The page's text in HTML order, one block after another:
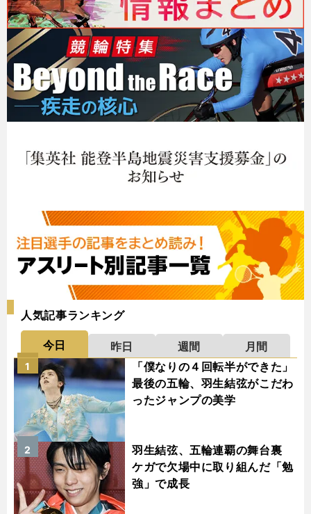
人気記事ランキング
今日 昨日 週間
月間
「僕なりの４回転半ができた」
最後の五輪、羽生結弦がこだわ
ったジャンプの美学
1
羽生結弦、五輪連覇の舞台裏
ケガで欠場中に取り組んだ「勉
強」で成長
2